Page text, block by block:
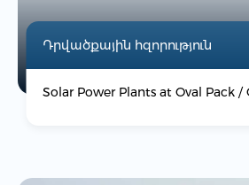
Դրվածքային հզորություն
Solar Power Plants at Oval Pack /